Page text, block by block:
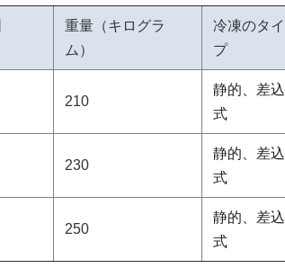
重量（キログラ
ム）
冷凍のタイ
プ
210
静的、差込
式
230
静的、差込
式
250
静的、差込
式